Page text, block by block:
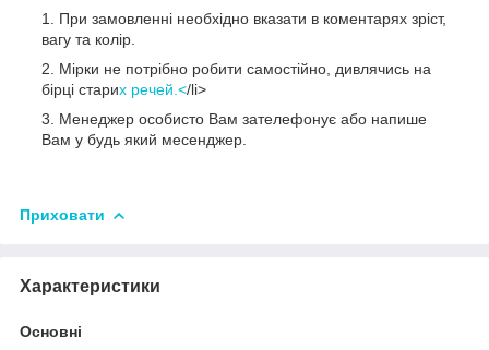
При замовленні необхідно вказати в коментарях зріст,
вагу та колір.
Мірки не потрібно робити самостійно, дивлячись на
бірці старих речей.</li>
Менеджер особисто Вам зателефонує або напише
Вам у будь який месенджер.
Приховати
Характеристики
Основні